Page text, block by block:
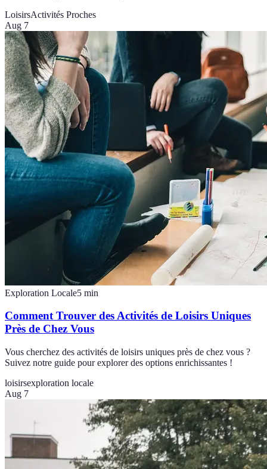
LoisirsActivités Proches
Aug 7
Exploration Locale5 min
Comment Trouver des Activités de Loisirs Uniques
Près de Chez Vous
Vous cherchez des activités de loisirs uniques près de chez vous ?
Suivez notre guide pour explorer des options enrichissantes !
loisirsexploration locale
Aug 7